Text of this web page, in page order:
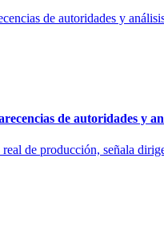
de autoridades y